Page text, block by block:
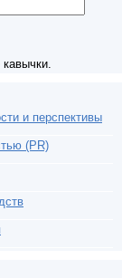
и перспективы
(PR)